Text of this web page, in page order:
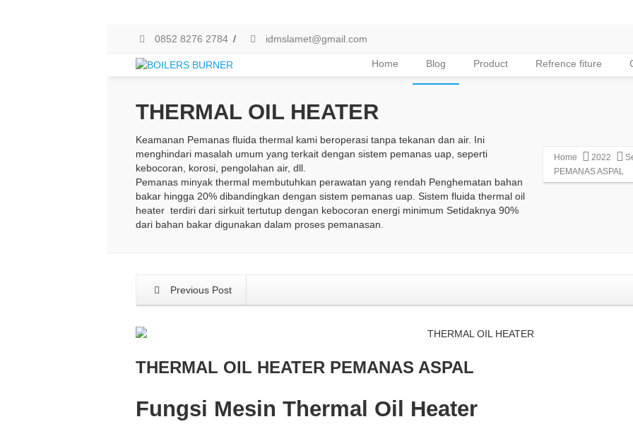
0852 8276 2784 / idmslamet@gmail.com
Home Blog Product Refrence fiture
THERMAL OIL HEATER
Keamanan Pemanas fluida thermal kami beroperasi tanpa tekanan dan air. Ini
menghindari masalah umum yang terkait dengan sistem pemanas uap, seperti
kebocoran, korosi, pengolahan air, dll.
Pemanas minyak thermal membutuhkan perawatan yang rendah Penghematan bahan
bakar hingga 20% dibandingkan dengan sistem pemanas uap. Sistem fluida thermal oil
heater terdiri dari sirkuit tertutup dengan kebocoran energi minimum Setidaknya 90%
dari bahan bakar digunakan dalam proses pemanasan.
Home 2022
PEMANAS ASPAL
Previous Post
THERMAL OIL HEATER PEMANAS ASPAL
Fungsi Mesin Thermal Oil Heater